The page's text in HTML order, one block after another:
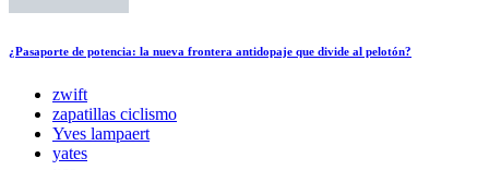
¿Pasaporte de potencia: la nueva frontera antidopaje que divide al pelotón?
zwift
zapatillas ciclismo
Yves lampaert
yates